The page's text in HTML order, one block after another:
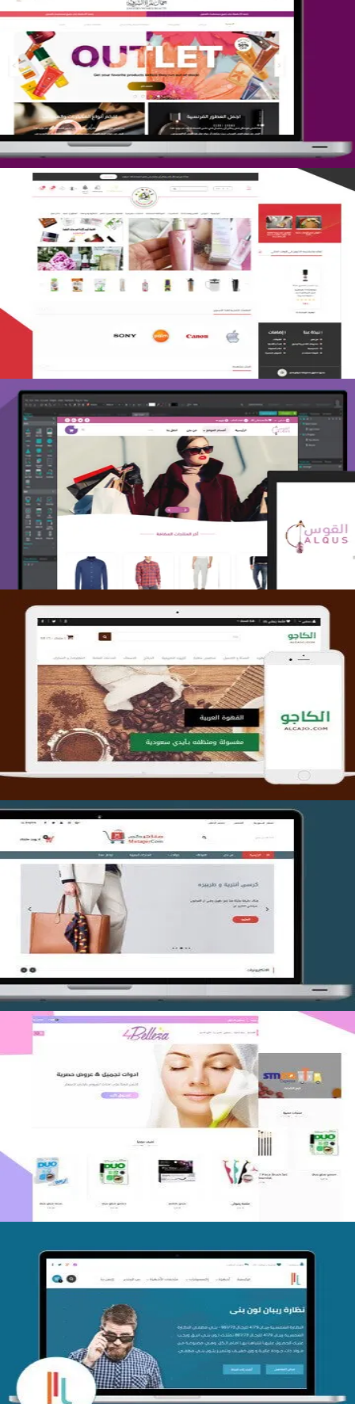
تصميم متجر جمال المرأة الشرقية
التفاصيل
تصميم متجر لمار
التفاصيل
تصميم متجر القوس
التفاصيل
تصميم متجر الكاجو
التفاصيل
تصميم متجر متاجركم
اعادة تصميم متجر فوربليزا
التفاصيل
تصميم متجر اي كير
التفاصيل